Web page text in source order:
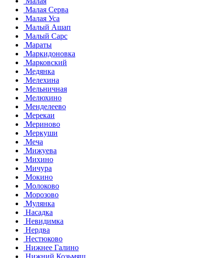
Малая Серва
Малая Уса
Малый Ашап
Малый Сарс
Мараты
Маркидоновка
Марковский
Медянка
Мелехина
Мельничная
Мелюхино
Менделеево
Мерекаи
Мериново
Меркуши
Меча
Мижуева
Михино
Мичура
Мокино
Молоково
Морозово
Мулянка
Насадка
Невидимка
Нердва
Нестюково
Нижнее Галино
Нижний Козьмяш